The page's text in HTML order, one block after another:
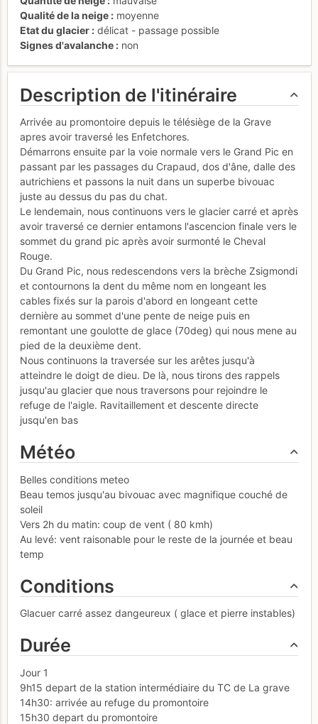
Qualité de la neige
moyenne
Etat du glacier
délicat - passage possible
Signes d'avalanche
non
Description de l'itinéraire
Arrivée au promontoire depuis le télésiège de la Grave
apres avoir traversé les Enfetchores.
Démarrons ensuite par la voie normale vers le Grand Pic en
passant par les passages du Crapaud, dos d'âne, dalle des
autrichiens et passons la nuit dans un superbe bivouac
juste au dessus du pas du chat.
Le lendemain, nous continuons vers le glacier carré et après
avoir traversé ce dernier entamons l'ascencion finale vers le
sommet du grand pic après avoir surmonté le Cheval
Rouge.
Du Grand Pic, nous redescendons vers la brèche Zsigmondi
et contournons la dent du même nom en longeant les
cables fixés sur la parois d'abord en longeant cette
dernière au sommet d'une pente de neige puis en
remontant une goulotte de glace (70deg) qui nous mene au
pied de la deuxième dent.
Nous continuons la traversée sur les arêtes jusqu'à
atteindre le doigt de dieu. De là, nous tirons des rappels
jusqu'au glacier que nous traversons pour rejoindre le
refuge de l'aigle. Ravitaillement et descente directe
jusqu'en bas
Météo
Belles conditions meteo
Beau temos jusqu'au bivouac avec magnifique couché de
soleil
Vers 2h du matin: coup de vent ( 80 kmh)
Au levé: vent raisonable pour le reste de la journée et beau
temp
Conditions
Glacuer carré assez dangeureux ( glace et pierre instables)
Durée
Jour 1
9h15 depart de la station intermédiaire du TC de La grave
14h30: arrivée au refuge du promontoire
15h30 depart du promontoire